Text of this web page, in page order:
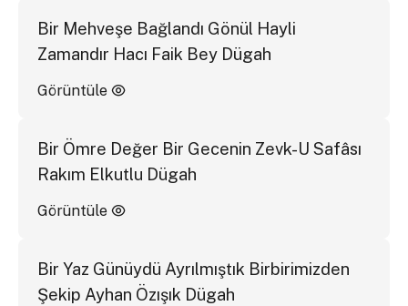
Bir Mehveşe Bağlandı Gönül Hayli
Zamandır Hacı Faik Bey Dügah
Görüntüle
Bir Ömre Değer Bir Gecenin Zevk-U Safâsı
Rakım Elkutlu Dügah
Görüntüle
Bir Yaz Günüydü Ayrılmıştık Birbirimizden
Şekip Ayhan Özışık Dügah